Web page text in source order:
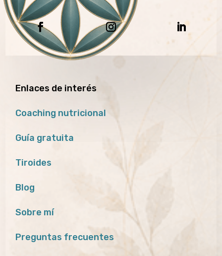
Enlaces de interés
Coaching nutricional
Guía gratuita
Tiroides
Blog
Sobre mí
Preguntas frecuentes